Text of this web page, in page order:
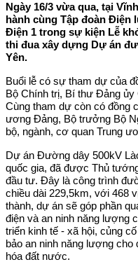
Ngày 16/3 vừa qua, tại
hành cùng Tập đoàn Điện
Điện 1 trong sự kiện Lễ
thi đua xây dựng Dự án
Yên.
Buổi lễ có sự tham dự của
Bộ Chính trị, Bí thư Đảng
Cùng tham dự còn có đồng
ương Đảng, Bộ trưởng Bộ
bộ, ngành, cơ quan Trung
Dự án Đường dây 500kV
quốc gia, đã được Thủ
đầu tư. Đây là công trình
chiều dài 229,5km, với 468
thành, dự án sẽ góp phần
điện và an ninh năng lượng
triển kinh tế - xã hội, củng
bảo an ninh năng lượng cho
hóa đất nước.